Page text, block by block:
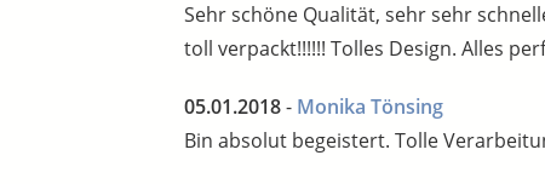
Sehr schöne Qualität, sehr sehr
toll verpackt!!!!!! Tolles Design. Alles
05.01.2018- Monika Tönsing
Bin absolut begeistert. Tolle